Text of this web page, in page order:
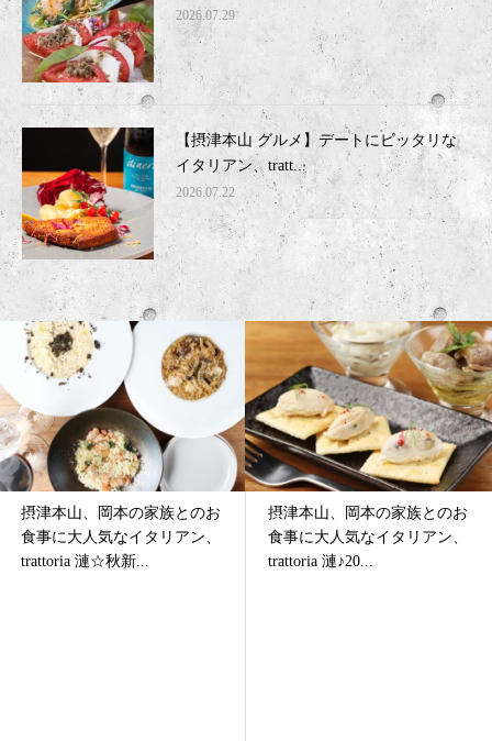
2026.07.29
【摂津本山 グルメ】デートにピッタリな
イタリアン、tratt...
2026.07.22
とのお
アン、
摂津本山、岡本の家族とのお
食事に大人気なイタリアン、
trattoria 漣♪20...
摂津本山、岡本の女
人気なイタリアン、
漣★ランチメニュ...